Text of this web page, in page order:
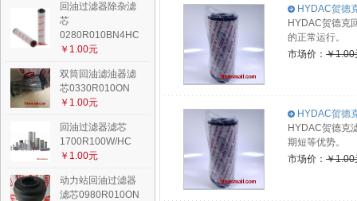
回油过滤器除杂滤
芯
0280R010BN4HC
￥1.00元
双筒回油滤油器滤
芯0330R010ON
￥1.00元
回油过滤器滤芯
1700R100W/HC
￥1.00元
动力站回油过滤器
滤芯0980R010ON
HYDAC贺德
HYDAC贺德克
的正常运行。
市场价： ￥1.00
HYDAC贺德
HYDAC贺德克
期短等优势。
市场价： ￥1.00